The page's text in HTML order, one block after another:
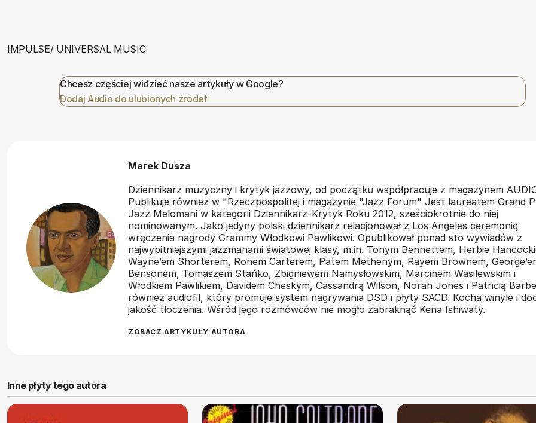
IMPULSE/ UNIVERSAL MUSIC
Chcesz częściej widzieć nasze artykuły w Google?
Dodaj Audio do ulubionych źródeł
Marek Dusza
Dziennikarz muzyczny i krytyk jazzowy, od początku współpracuje z magazynem
Publikuje również w "Rzeczpospolitej i magazynie "Jazz Forum" Jest laureatem Grand
Jazz Melomani w kategorii Dziennikarz-Krytyk Roku 2012, sześciokrotnie do niej
nominowanym. Jako jedyny polski dziennikarz relacjonował z Los Angeles ceremonię
wręczenia nagrody Grammy Włodkowi Pawlikowi. Opublikował ponad sto wywiadów z
najwybitniejszymi jazzmanami światowej klasy, m.in. Tonym Bennettem, Herbie
Wayne’em Shorterem, Ronem Carterem, Patem Methenym, Rayem Brownem,
Bensonem, Tomaszem Stańko, Zbigniewem Namysłowskim, Marcinem Wasilewskim i
Włodkiem Pawlikiem, Davidem Cheskym, Cassandrą Wilson, Norah Jones i Patricią
również audiofil, który promuje system nagrywania DSD i płyty SACD. Kocha winyle i
jakość tłoczenia. Wśród jego rozmówców nie mogło zabraknąć Kena Ishiwaty.
ZOBACZ ARTYKUŁY AUTORA
Inne płyty tego autora